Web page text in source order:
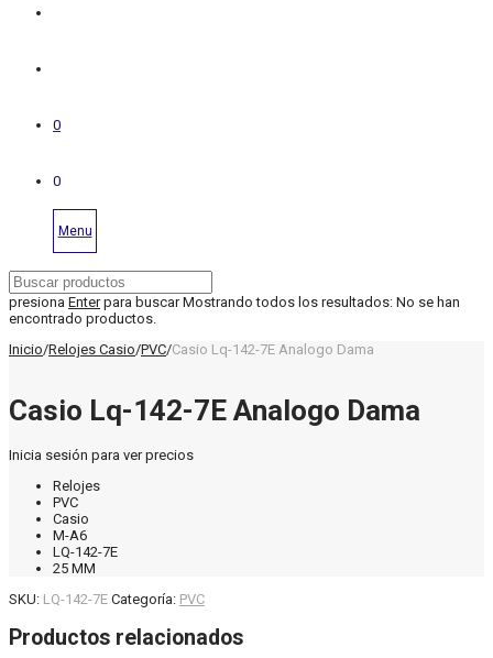
0
0
Menu
presiona Enterpara buscar Mostrando todos los resultados: No se han
encontrado productos.
Inicio/Relojes Casio/PVC/Casio Lq-142-7E Analogo Dama
Casio Lq-142-7E Analogo Dama
Inicia sesión para ver precios
Relojes
PVC
Casio
M-A6
LQ-142-7E
25 MM
SKU: LQ-142-7E Categoría: PVC
Productos relacionados